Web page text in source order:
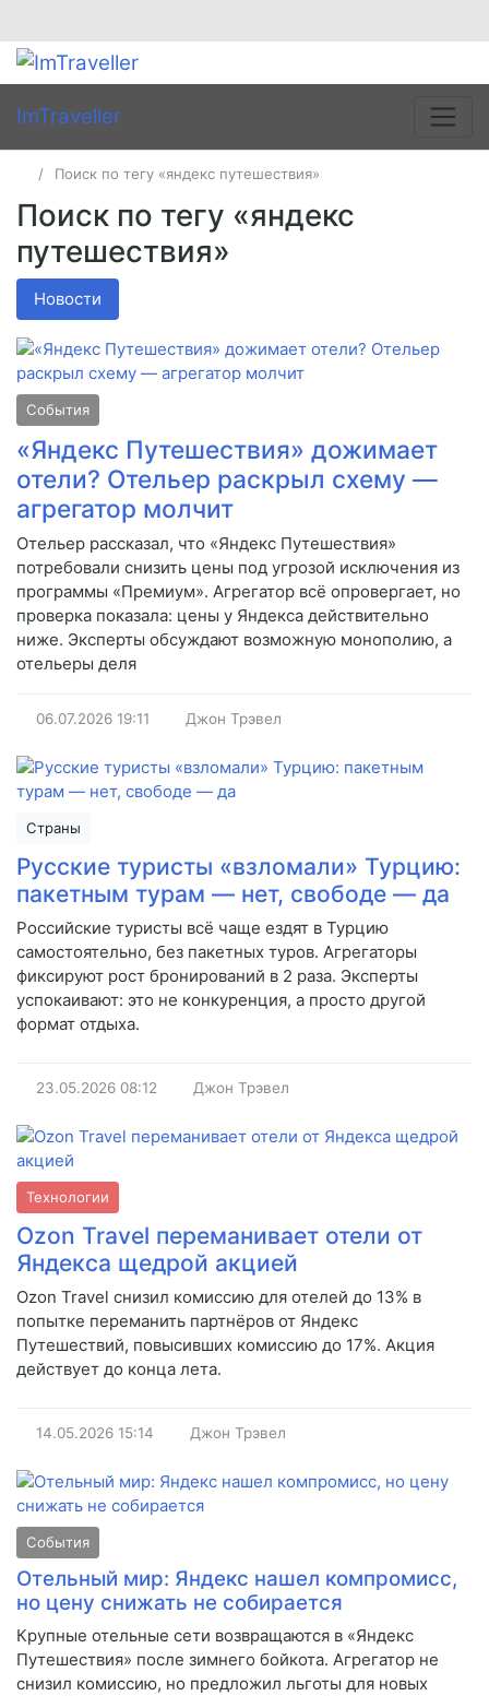
ImTraveller
Поиск по тегу «яндекс путешествия»
Поиск по тегу «яндекс
путешествия»
Новости
События
«Яндекс Путешествия» дожимает
отели? Отельер раскрыл схему —
агрегатор молчит
Отельер рассказал, что «Яндекс Путешествия»
потребовали снизить цены под угрозой исключения из
программы «Премиум». Агрегатор всё опровергает, но
проверка показала: цены у Яндекса действительно
ниже. Эксперты обсуждают возможную монополию, а
отельеры деля
06.07.2026 19:11 Джон Трэвел
Страны
Русские туристы «взломали» Турцию:
пакетным турам — нет, свободе — да
Российские туристы всё чаще ездят в Турцию
самостоятельно, без пакетных туров. Агрегаторы
фиксируют рост бронирований в 2 раза. Эксперты
успокаивают: это не конкуренция, а просто другой
формат отдыха.
23.05.2026 08:12 Джон Трэвел
Технологии
Ozon Travel переманивает отели от
Яндекса щедрой акцией
Ozon Travel снизил комиссию для отелей до 13% в
попытке переманить партнёров от Яндекс
Путешествий, повысивших комиссию до 17%. Акция
действует до конца лета.
14.05.2026 15:14 Джон Трэвел
События
Отельный мир: Яндекс нашел компромисс,
но цену снижать не собирается
Крупные отельные сети возвращаются в «Яндекс
Путешествия» после зимнего бойкота. Агрегатор не
снизил комиссию, но предложил льготы для новых